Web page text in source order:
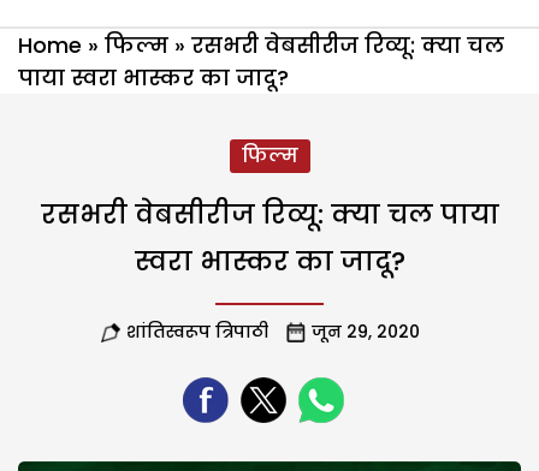
Home » फिल्म » रसभरी वेबसीरीज रिव्यू: क्या चल
पाया स्वरा भास्कर का जादू?
फिल्म
रसभरी वेबसीरीज रिव्यू: क्या चल पाया
स्वरा भास्कर का जादू?
शांतिस्वरूप त्रिपाठी जून 29, 2020